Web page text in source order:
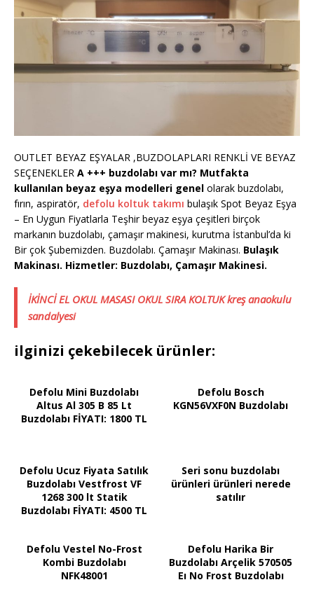
OUTLET BEYAZ EŞYALAR ,BUZDOLAPLARI RENKLİ VE BEYAZ
SEÇENEKLER A +++ buzdolabı var mı? Mutfakta
kullanılan beyaz eşya modelleri genel olarak buzdolabı,
fırın, aspiratör, defolu koltuk takımı bulaşık Spot Beyaz Eşya
– En Uygun Fiyatlarla Teşhir beyaz eşya çeşitleri birçok
markanın buzdolabı, çamaşır makinesi, kurutma İstanbul’da ki
Bir çok Şubemizden. Buzdolabı. Çamaşır Makinası. Bulaşık
Makinası. Hizmetler: Buzdolabı, Çamaşır Makinesi.
İKİNCİ EL OKUL MASASI OKUL SIRA KOLTUK kreş anaokulu
sandalyesi
ilginizi çekebilecek ürünler:
Defolu Mini Buzdolabı
Altus Al 305 B 85 Lt
Buzdolabı FİYATI: 1800 TL
Defolu Bosch
KGN56VXF0N Buzdolabı
Defolu Ucuz Fiyata Satılık
Buzdolabı Vestfrost VF
1268 300 lt Statik
Buzdolabı FİYATI: 4500 TL
Seri sonu buzdolabı
ürünleri ürünleri nerede
satılır
Defolu Vestel No-Frost
Kombi Buzdolabı
NFK48001
Defolu Harika Bir
Buzdolabı Arçelik 570505
Eı No Frost Buzdolabı